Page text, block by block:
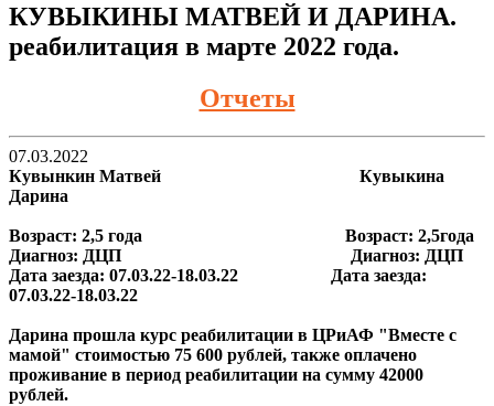
КУВЫКИНЫ МАТВЕЙ И ДАРИНА.
реабилитация в марте 2022 года.
Отчеты
07.03.2022
Кувынкин Матвей Кувыкина
Дарина
Возраст: 2,5 года Возраст: 2,5года
Диагноз: ДЦП Диагноз: ДЦП
Дата заезда: 07.03.22-18.03.22 Дата заезда:
07.03.22-18.03.22
Дарина прошла курс реабилитации в ЦРиАФ "Вместе с
мамой" стоимостью 75 600 рублей, также оплачено
проживание в период реабилитации на сумму 42000
рублей.